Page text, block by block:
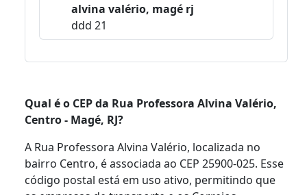
alvina valério, magé rj
ddd 21
Qual é o CEP da Rua Professora Alvina Valério,
Centro - Magé, RJ?
A Rua Professora Alvina Valério, localizada no
bairro Centro, é associada ao CEP 25900-025. Esse
código postal está em uso ativo, permitindo que